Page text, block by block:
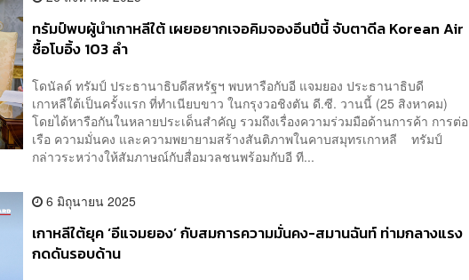
ทรัมป์พบผู้นำเกาหลีใต้ เผยอยากเจอคิมจองอึนปีนี้ จับตาดีล Korean Air
ซื้อโบอิ้ง 103 ลำ
โดนัลด์ ทรัมป์ ประธานาธิบดีสหรัฐฯ พบหารือกับอี แจมยอง ประธานาธิบดี
เกาหลีใต้เป็นครั้งแรก ที่ทำเนียบขาว ในกรุงวอชิงตัน ดี.ซี. วานนี้ (25 สิงหาคม)
โดยได้หารือกันในหลายประเด็นสำคัญ รวมถึงเรื่องความร่วมมือด้านการค้า การต่อ
เรือ ความมั่นคง และความพยายามสร้างสันติภาพในคาบสมุทรเกาหลี ทรัมป์
กล่าวระหว่างให้สัมภาษณ์กับสื่อมวลชนพร้อมกับอี ที...
6 มิถุนายน 2025
เกาหลีใต้ยุค ‘อีแจมยอง’ กับสมการความมั่นคง-สมานฉันท์ ท่ามกลางแรง
กดดันรอบด้าน